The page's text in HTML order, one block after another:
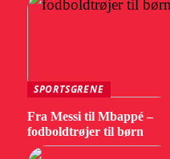
SPORTSGRENE
Fra Messi til Mbappé –
fodboldtrøjer til børn